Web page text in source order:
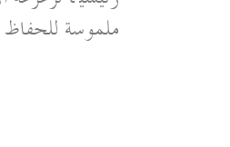
ملموسة للحفاظ